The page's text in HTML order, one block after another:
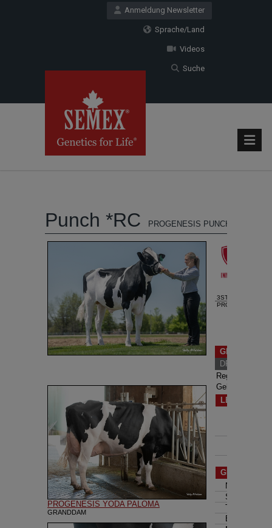
Anmeldung Newsletter
Sprache/Land
Videos
Suche